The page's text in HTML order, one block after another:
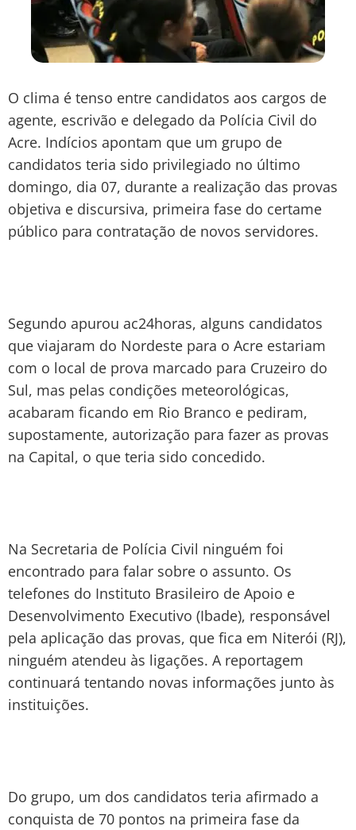
O clima é tenso entre candidatos aos cargos de
agente, escrivão e delegado da Polícia Civil do
Acre. Indícios apontam que um grupo de
candidatos teria sido privilegiado no último
domingo, dia 07, durante a realização das provas
objetiva e discursiva, primeira fase do certame
público para contratação de novos servidores.
Segundo apurou ac24horas, alguns candidatos
que viajaram do Nordeste para o Acre estariam
com o local de prova marcado para Cruzeiro do
Sul, mas pelas condições meteorológicas,
acabaram ficando em Rio Branco e pediram,
supostamente, autorização para fazer as provas
na Capital, o que teria sido concedido.
Na Secretaria de Polícia Civil ninguém foi
encontrado para falar sobre o assunto. Os
telefones do Instituto Brasileiro de Apoio e
Desenvolvimento Executivo (Ibade), responsável
pela aplicação das provas, que fica em Niterói (RJ),
ninguém atendeu às ligações. A reportagem
continuará tentando novas informações junto às
instituições.
Do grupo, um dos candidatos teria afirmado a
conquista de 70 pontos na primeira fase da